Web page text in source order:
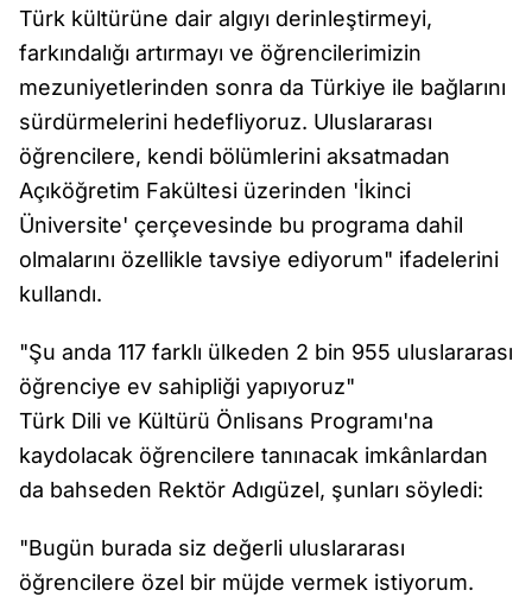
Türk kültürüne dair algıyı derinleştirmeyi,
farkındalığı artırmayı ve öğrencilerimizin
mezuniyetlerinden sonra da Türkiye ile bağlarını
sürdürmelerini hedefliyoruz. Uluslararası
öğrencilere, kendi bölümlerini aksatmadan
Açıköğretim Fakültesi üzerinden 'İkinci
Üniversite' çerçevesinde bu programa dahil
olmalarını özellikle tavsiye ediyorum" ifadelerini
kullandı.
"Şu anda 117 farklı ülkeden 2 bin 955 uluslararası
öğrenciye ev sahipliği yapıyoruz"
Türk Dili ve Kültürü Önlisans Programı'na
kaydolacak öğrencilere tanınacak imkânlardan
da bahseden Rektör Adıgüzel, şunları söyledi:
"Bugün burada siz değerli uluslararası
öğrencilere özel bir müjde vermek istiyorum.